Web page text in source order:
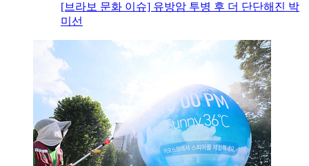
[브라보 문화 이슈] 유방암 투병 후 더 단단해진 박
미선